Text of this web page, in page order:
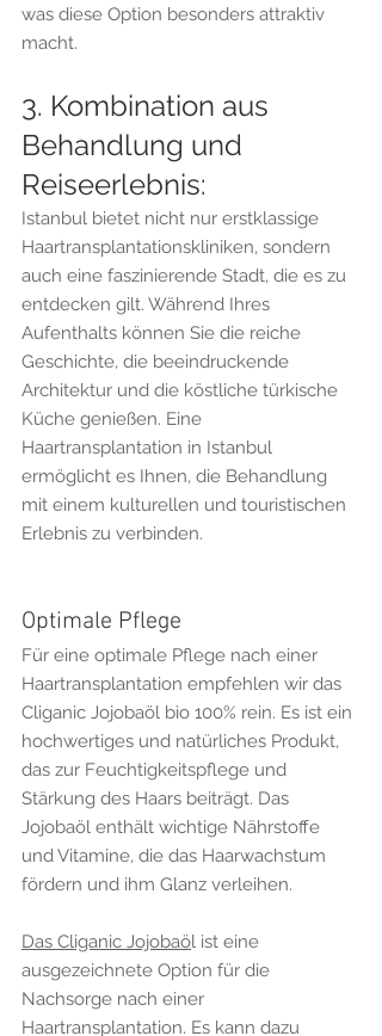
was diese Option besonders attraktiv
macht.
3. Kombination aus
Behandlung und
Reiseerlebnis:
Istanbul bietet nicht nur erstklassige
Haartransplantationskliniken, sondern
auch eine faszinierende Stadt, die es zu
entdecken gilt. Während Ihres
Aufenthalts können Sie die reiche
Geschichte, die beeindruckende
Architektur und die köstliche türkische
Küche genießen. Eine
Haartransplantation in Istanbul
ermöglicht es Ihnen, die Behandlung
mit einem kulturellen und touristischen
Erlebnis zu verbinden.
Optimale Pflege
Für eine optimale Pflege nach einer
Haartransplantation empfehlen wir das
Cliganic Jojobaöl bio 100% rein. Es ist ein
hochwertiges und natürliches Produkt,
das zur Feuchtigkeitspflege und
Stärkung des Haars beiträgt. Das
Jojobaöl enthält wichtige Nährstoffe
und Vitamine, die das Haarwachstum
fördern und ihm Glanz verleihen.
Das Cliganic Jojobaöl ist eine
ausgezeichnete Option für die
Nachsorge nach einer
Haartransplantation. Es kann dazu